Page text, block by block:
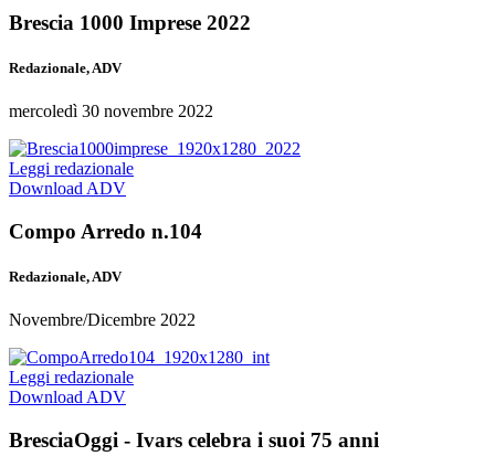
Brescia 1000 Imprese 2022
Redazionale, ADV
mercoledì 30 novembre 2022
Leggi redazionale
Download ADV
Compo Arredo n.104
Redazionale, ADV
Novembre/Dicembre 2022
Leggi redazionale
Download ADV
BresciaOggi - Ivars celebra i suoi 75 anni